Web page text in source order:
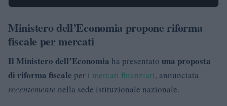
Ministero dell’Economia propone riforma
fiscale per mercati
Il Ministero dell’Economia ha presentato una proposta
di riforma fiscale per i mercati finanziari, annunciata
recentemente nella sede istituzionale nazionale.